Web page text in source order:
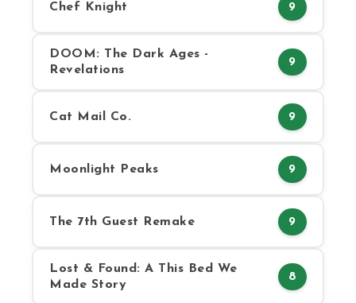
Chef Knight 9
DOOM: The Dark Ages -
Revelations
9
Cat Mail Co. 9
Moonlight Peaks 9
The 7th Guest Remake 9
Lost & Found: A This Bed We
Made Story
8